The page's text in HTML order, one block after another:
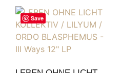
Save